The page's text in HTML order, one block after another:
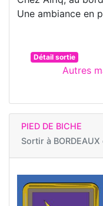
Une ambiance en
Détail sortie
Autres
PIED DE BICHE
Sortir à